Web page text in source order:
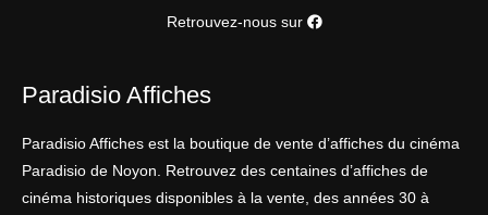
Retrouvez-nous sur
Paradisio Affiches
Paradisio Affiches est la boutique de vente d’affiches du cinéma
Paradisio de Noyon. Retrouvez des centaines d’affiches de
cinéma historiques disponibles à la vente, des années 30 à